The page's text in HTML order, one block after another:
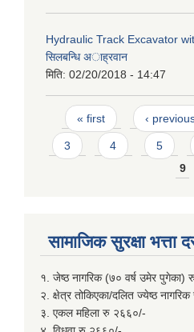
Hydraulic Track Excavator
सिलबन्धि अाह्रवान
मिति: 02/20/2018 - 14:47
Pages
« first ‹
3 4 5
9
सामाजिक सुरक्षा भत्ता
१. जेष्ठ नागरिक (७० वर्ष उमेर पुगेका)
२. क्षेत्र तोकिएका/दलित ज्येष्ठ
३. एकल महिला रु २६६०/-